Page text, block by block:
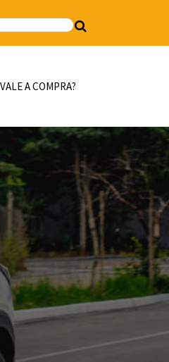
VALE A COMPRA?